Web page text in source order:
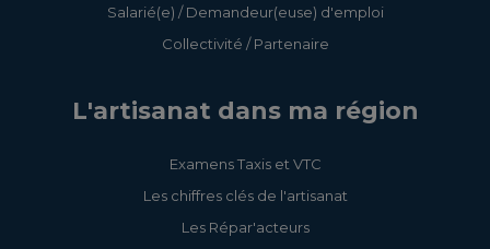
Salarié(e) / Demandeur(euse) d'emploi
Collectivité / Partenaire
L'artisanat dans ma région
Examens Taxis et VTC
Les chiffres clés de l'artisanat
Les Répar'acteurs